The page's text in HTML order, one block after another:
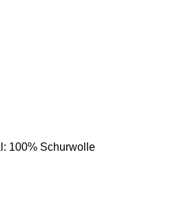
100% Schurwolle